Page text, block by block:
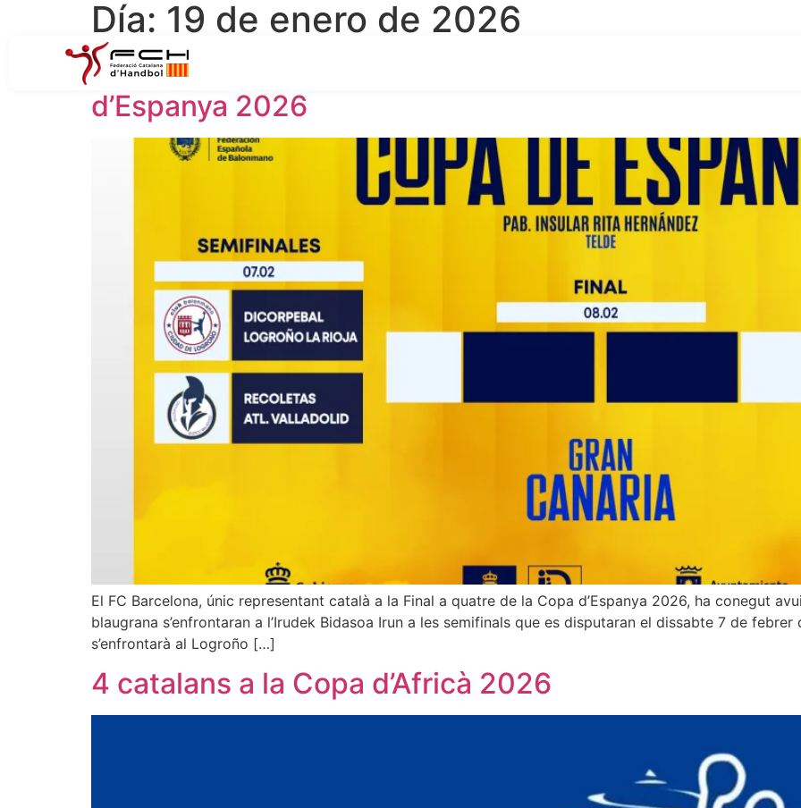
Día: 19 de enero de 2026
Ja es coneixen el quadres de les semifinals de la
d’Espanya 2026
El FC Barcelona, únic representant català a la Final a quatre de la Copa d’Espanya 2026, ha conegut
blaugrana s’enfrontaran a l’Irudek Bidasoa Irun a les semifinals que es disputaran el dissabte 7 de
s’enfrontarà al Logroño […]
4 catalans a la Copa d’Africà 2026